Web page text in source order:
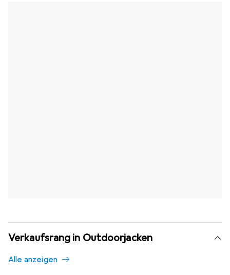
Verkaufsrang in Outdoorjacken
Alle anzeigen